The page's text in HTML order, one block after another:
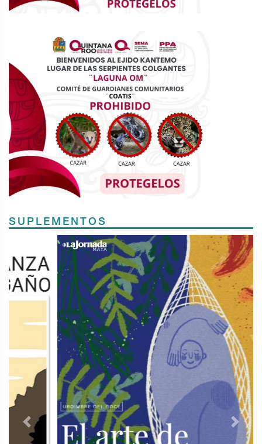
SUPLEMENTOS
Previous Next